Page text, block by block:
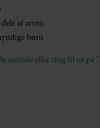
af arven
børn
samtale eller ring til os på